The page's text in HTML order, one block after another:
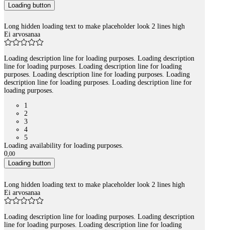
Loading button
Long hidden loading text to make placeholder look 2 lines high
Ei arvosanaa
Loading description line for loading purposes. Loading description
line for loading purposes. Loading description line for loading
purposes. Loading description line for loading purposes. Loading
description line for loading purposes. Loading description line for
loading purposes.
1
2
3
4
5
Loading availability for loading purposes.
0,00
Loading button
Long hidden loading text to make placeholder look 2 lines high
Ei arvosanaa
Loading description line for loading purposes. Loading description
line for loading purposes. Loading description line for loading